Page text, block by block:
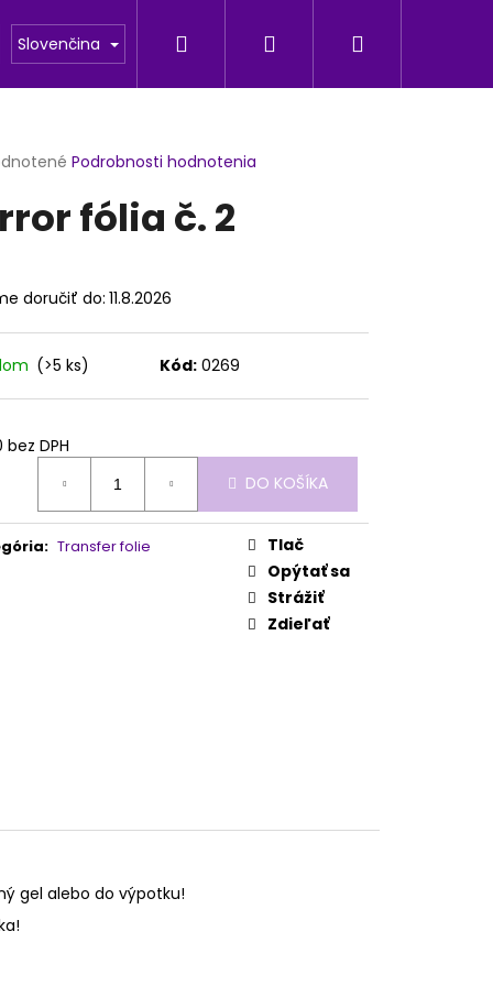
Fotogaleria
Slovenčina Hľadať Prihlásenie
Podrobnosti hodnotenia
fólia č. 2
doručiť do: 11.8.2026
(>5 ks) Kód: 0269
bez DPH
DO KOŠÍKA
: Transfer folie
Tlač
Opýtať sa
Strážiť
Zdieľať
gel alebo do výpotku!